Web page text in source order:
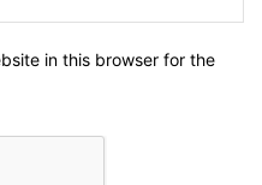
in this browser for the